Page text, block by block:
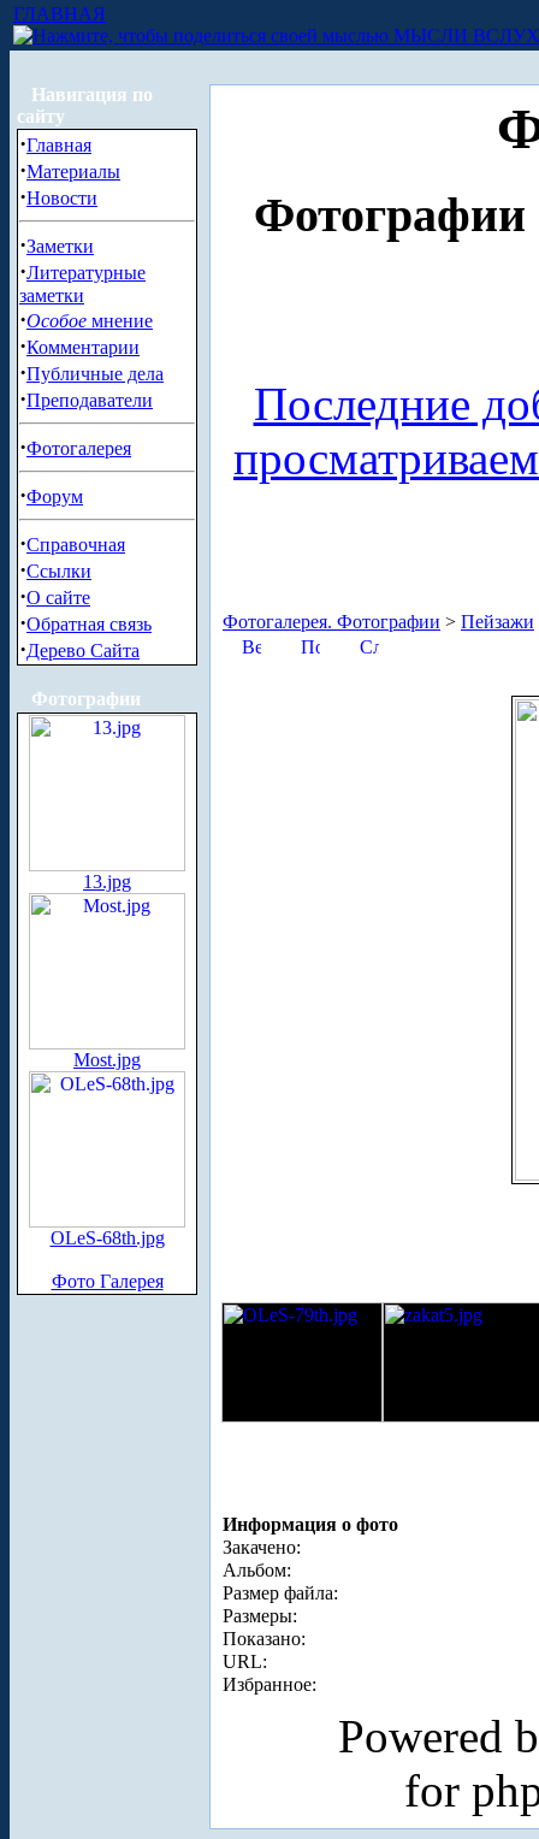
ГЛАВНАЯ
МЫСЛИ ВСЛУХ
Навигация по
сайту
·Главная
·Материалы
·Новости
·Заметки
·Литературные
заметки
·Особое мнение
·Комментарии
·Публичные дела
·Преподаватели
·Фотогалерея
·Форум
·Справочная
·Ссылки
·О сайте
·Обратная связь
·Дерево Сайта
Фотографии
13.jpg
Most.jpg
OLeS-68th.jpg
Фото Галерея
Фотографии
Последние
Фотогалерея. Фотографии > Пейзажи
Информация о фото
Закачено:
Альбом:
Размер файла:
Размеры:
Показано:
URL:
Избранное:
Powered
for